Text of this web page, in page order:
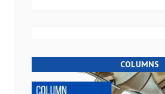
COLUMNS